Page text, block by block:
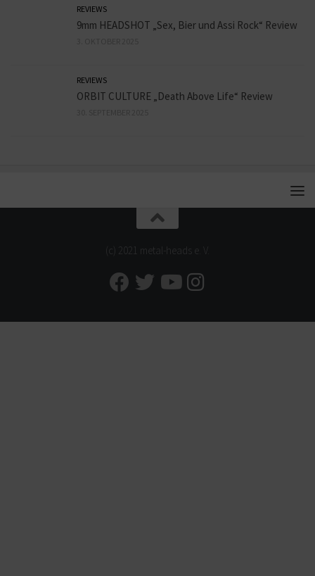
REVIEWS
9mm HEADSHOT „Sex, Bier und Assi Rock“ Review
REVIEWS
ORBIT CULTURE „Death Above Life“ Review
(c) 2021 metal-heads e. V.